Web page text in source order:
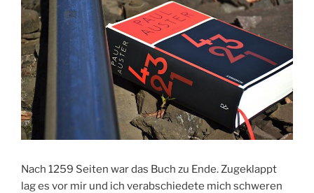
Nach 1259 Seiten war das Buch zu Ende. Zugeklappt
lag es vor mir und ich verabschiedete mich schweren